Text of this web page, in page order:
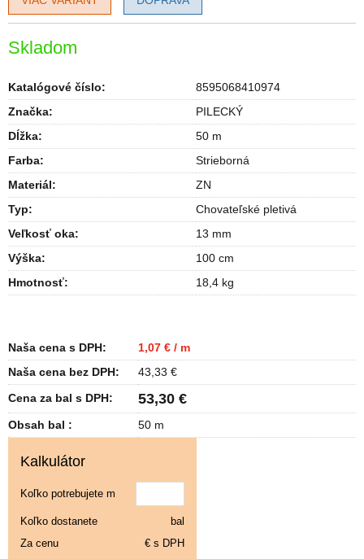
Skladom
Katalógové číslo:
8595068410974
Značka:
PILECKÝ
Dĺžka:
50 m
Farba:
Strieborná
Materiál:
ZN
Typ:
Chovateľské pletivá
Veľkosť oka:
13 mm
Výška:
100 cm
Hmotnosť: 18,4 kg
Naša cena s DPH:
1,07 € / m
Naša cena bez DPH:
43,33 €
Cena za bal s DPH:
53,30 €
Obsah bal : 50 m
Kalkulátor
Koľko potrebujete m
Koľko dostanete
bal
Za cenu
€ s DPH